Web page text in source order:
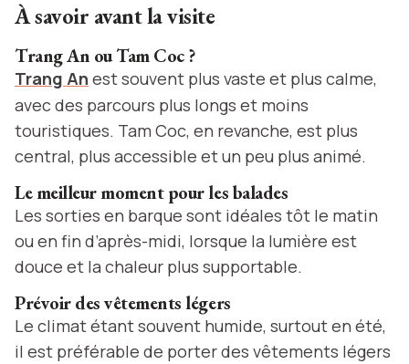
À savoir avant la visite
Trang An ou Tam Coc ?
Trang An est souvent plus vaste et plus calme,
avec des parcours plus longs et moins
touristiques. Tam Coc, en revanche, est plus
central, plus accessible et un peu plus animé.
Le meilleur moment pour les balades
Les sorties en barque sont idéales tôt le matin
ou en fin d’après-midi, lorsque la lumière est
douce et la chaleur plus supportable.
Prévoir des vêtements légers
Le climat étant souvent humide, surtout en été,
il est préférable de porter des vêtements légers